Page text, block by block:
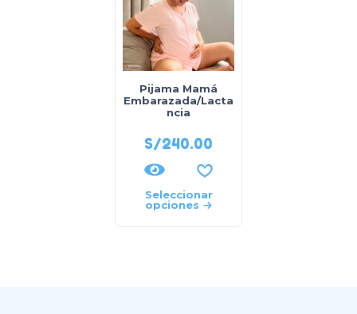
Pijama Mamá
Embarazada/Lacta
ncia
S/240.00
Seleccionar
opciones